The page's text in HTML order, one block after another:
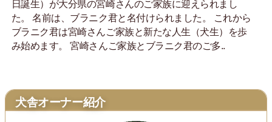
日誕生）が大分県の宮崎さんのご家族に迎えられまし
た。 名前は、ブラニク君と名付けられました。 これから
ブラニク君は宮崎さんご家族と新たな人生（犬生）を歩
み始めます。 宮崎さんご家族とブラニク君のご多..
犬舎オーナー紹介